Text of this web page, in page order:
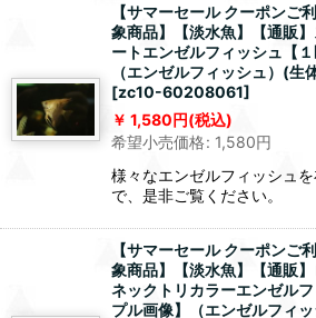
【サマーセール クーポンご
象商品】【淡水魚】【通販
ートエンゼルフィッシュ【１
（エンゼルフィッシュ）(生
[zc10-60208061]
1,580円(税込)
希望小売価格: 1,580円
様々なエンゼルフィッシュ
で、是非ご覧ください。
【サマーセール クーポンご
象商品】【淡水魚】【通販
ネックトリカラーエンゼル
プル画像】（エンゼルフィ